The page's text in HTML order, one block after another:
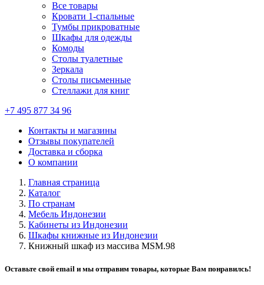
Все товары
Кровати 1-спальные
Тумбы прикроватные
Шкафы для одежды
Комоды
Столы туалетные
Зеркала
Столы письменные
Стеллажи для книг
+7 495 877 34 96
Контакты и магазины
Отзывы покупателей
Доставка и сборка
О компании
Главная страница
Каталог
По странам
Мебель Индонезии
Кабинеты из Индонезии
Шкафы книжные из Индонезии
Книжный шкаф из массива MSM.98
Оставьте свой email и мы отправим товары, которые Вам понравилсь!